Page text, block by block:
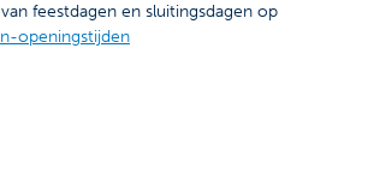
feestdagen en sluitingsdagen op
openingstijden